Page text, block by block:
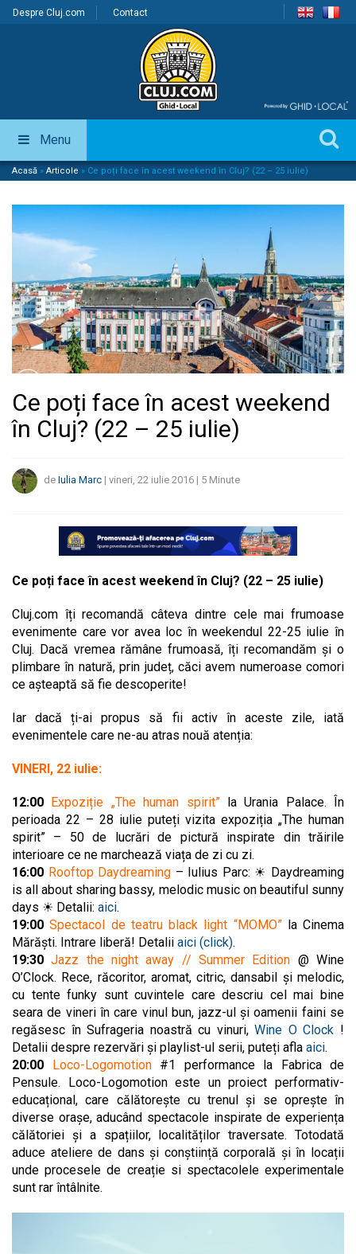
Despre Cluj.com Contact
Menu
Acasă » Articole » Ce poți face în acest weekend în Cluj? (22 – 25 iulie)
Ce poți face în acest weekend
în Cluj? (22 – 25 iulie)
de Iulia Marc | vineri, 22 iulie 2016 | 5 Minute
Ce poți face în acest weekend în Cluj? (22 – 25 iulie)
Cluj.com îți recomandă câteva dintre cele mai frumoase
evenimente care vor avea loc în weekendul 22-25 iulie în
Cluj. Dacă vremea rămâne frumoasă, îți recomandăm și o
plimbare în natură, prin județ, căci avem numeroase comori
ce așteaptă să fie descoperite!
Iar dacă ți-ai propus să fii activ în aceste zile, iată
evenimentele care ne-au atras nouă atenția:
VINERI, 22 iulie:
12:00 Expoziție „The human spirit”la Urania Palace. În
perioada 22 – 28 iulie puteți vizita expoziția „The human
spirit” – 50 de lucrări de pictură inspirate din trăirile
interioare ce ne marchează viața de zi cu zi.
16:00 Rooftop Daydreaming – Iulius Parc: ☀ Daydreaming
is all about sharing bassy, melodic music on beautiful sunny
days ☀ Detalii: aici.
19:00 Spectacol de teatru black light “MOMO”la Cinema
Mărăști. Intrare liberă! Detalii aici (click).
19:30 Jazz the night away // Summer Edition @ Wine
O’Clock. Rece, răcoritor, aromat, citric, dansabil și melodic,
cu tente funky sunt cuvintele care descriu cel mai bine
seara de vineri în care vinul bun, jazz-ul și oamenii faini se
regăsesc în Sufrageria noastră cu vinuri,Wine O Clock !
Detalii despre rezervări și playlist-ul serii, puteți afla aici.
20:00
Loco-Logomotion#1 performance la Fabrica de
Pensule. Loco-Logomotion este un proiect performativ-
educațional, care călătorește cu trenul și se oprește în
diverse orașe, aducând spectacole inspirate de experiența
călătoriei și a spațiilor, localităților traversate. Totodată
aduce ateliere de dans și conștiință corporală și în locații
unde procesele de creație si spectacolele experimentale
sunt rar întâlnite.